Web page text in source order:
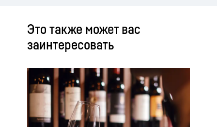
Это также может вас
заинтересовать